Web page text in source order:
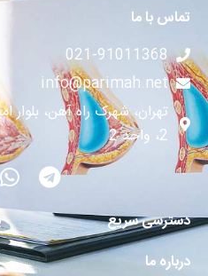
تماس با ما
021-91011368
info@parimah.net
تهران، شهرک راه آهن، بلوار
2، واحد 2
دسترسی سریع
درباره ما